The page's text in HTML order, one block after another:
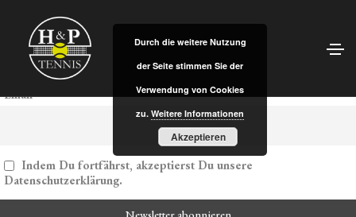
Vorname oder ganzer Name
Email
Indem Du fortfährst, akzeptierst Du unsere
Datenschutzerklärung.
Durch die weitere Nutzung
der Seite stimmen Sie der
Verwendung von Cookies
zu. Weitere Informationen
Akzeptieren